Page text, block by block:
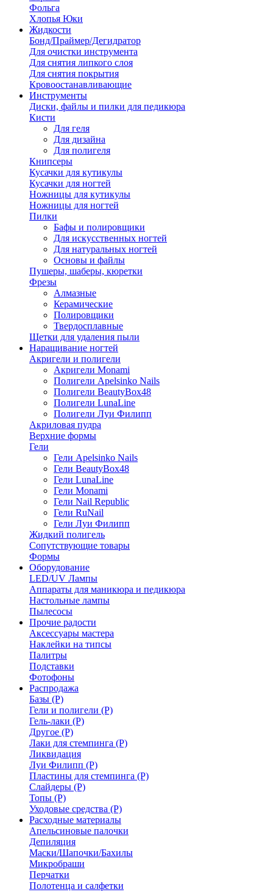
Фольга
Хлопья Юки
Жидкости
Бонд/Праймер/Дегидратор
Для очистки инструмента
Для снятия липкого слоя
Для снятия покрытия
Кровоостанавливающие
Инструменты
Диски, файлы и пилки для педикюра
Кисти
Для геля
Для дизайна
Для полигеля
Книпсеры
Кусачки для кутикулы
Кусачки для ногтей
Ножницы для кутикулы
Ножницы для ногтей
Пилки
Бафы и полировщики
Для искусственных ногтей
Для натуральных ногтей
Основы и файлы
Пушеры, шаберы, кюретки
Фрезы
Алмазные
Керамические
Полировщики
Твердосплавные
Щетки для удаления пыли
Наращивание ногтей
Акригели и полигели
Акригели Monami
Полигели Apelsinko Nails
Полигели BeautyBox48
Полигели LunaLine
Полигели Луи Филипп
Акриловая пудра
Верхние формы
Гели
Гели Apelsinko Nails
Гели BeautyBox48
Гели LunaLine
Гели Monami
Гели Nail Republic
Гели RuNail
Гели Луи Филипп
Жидкий полигель
Сопутствующие товары
Формы
Оборудование
LED/UV Лампы
Аппараты для маникюра и педикюра
Настольные лампы
Пылесосы
Прочие радости
Аксессуары мастера
Наклейки на типсы
Палитры
Подставки
Фотофоны
Распродажа
Базы (Р)
Гели и полигели (Р)
Гель-лаки (Р)
Другое (Р)
Лаки для стемпинга (Р)
Ликвидация
Луи Филипп (Р)
Пластины для стемпинга (Р)
Слайдеры (Р)
Топы (Р)
Уходовые средства (Р)
Расходные материалы
Апельсиновые палочки
Депиляция
Маски/Шапочки/Бахилы
Микробраши
Перчатки
Полотенца и салфетки